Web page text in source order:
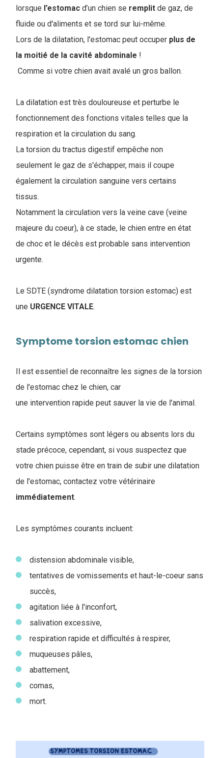
lorsque l’estomac d’un chien se remplit de gaz, de
fluide ou d'aliments et se tord sur lui-même.
Lors de la dilatation, l'estomac peut occuper plus de
la moitié de la cavité abdominale !
Comme si votre chien avait avalé un gros ballon.
La dilatation est très douloureuse et perturbe le
fonctionnement des fonctions vitales telles que la
respiration et la circulation du sang.
La torsion du tractus digestif empêche non
seulement le gaz de s'échapper, mais il coupe
également la circulation sanguine vers certains
tissus.
Notamment la circulation vers la veine cave (veine
majeure du coeur), à ce stade, le chien entre en état
de choc et le décès est probable sans intervention
urgente.
Le SDTE (syndrome dilatation torsion estomac) est
une URGENCE VITALE.
Symptome torsion estomac chien
Il est essentiel de reconnaître les signes de la torsion
de l'estomac chez le chien, car
une intervention rapide peut sauver la vie de l'animal.
Certains symptômes sont légers ou absents lors du
stade précoce, cependant, si vous suspectez que
votre chien puisse être en train de subir une dilatation
de l'estomac, contactez votre vétérinaire
immédiatement.
Les symptômes courants incluent:
distension abdominale visible,
tentatives de vomissements et haut-le-coeur sans
succès,
agitation liée à l'inconfort,
salivation excessive,
respiration rapide et difficultés à respirer,
muqueuses pâles,
abattement,
comas,
mort.